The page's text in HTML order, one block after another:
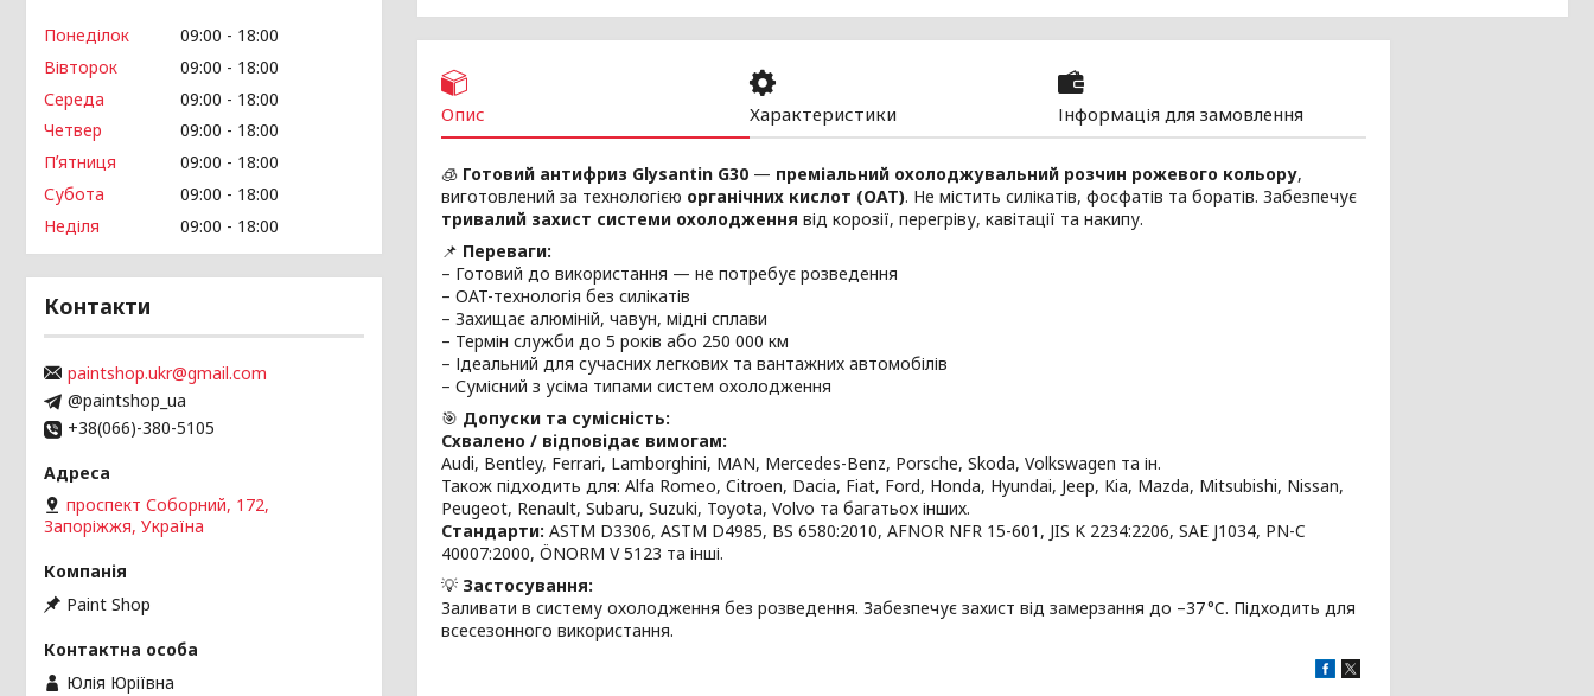
Опис Характеристики Інформація для замовлення
🧊 Готовий антифриз Glysantin G30 — преміальний охолоджувальний розчин рожевого кольору,
виготовлений за технологією органічних кислот (OAT). Не містить силікатів, фосфатів та боратів. Забезпечує
тривалий захист системи охолодження від корозії, перегріву, кавітації та накипу.
📌 Переваги:
– Готовий до використання — не потребує розведення
– OAT-технологія без силікатів
– Захищає алюміній, чавун, мідні сплави
– Термін служби до 5 років або 250 000 км
– Ідеальний для сучасних легкових та вантажних автомобілів
– Сумісний з усіма типами систем охолодження
🎯 Допуски та сумісність:
Схвалено / відповідає вимогам:
Audi, Bentley, Ferrari, Lamborghini, MAN, Mercedes-Benz, Porsche, Skoda, Volkswagen та ін.
Також підходить для: Alfa Romeo, Citroen, Dacia, Fiat, Ford, Honda, Hyundai, Jeep, Kia, Mazda, Mitsubishi, Nissan,
Peugeot, Renault, Subaru, Suzuki, Toyota, Volvo та багатьох інших.
Стандарти: ASTM D3306, ASTM D4985, BS 6580:2010, AFNOR NFR 15-601, JIS K 2234:2206, SAE J1034, PN-C
40007:2000, ÖNORM V 5123 та інші.
💡 Застосування:
Заливати в систему охолодження без розведення. Забезпечує захист від замерзання до –37 °C. Підходить для
всесезонного використання.
Понеділок 09:00
18:00
Вівторок
09:00
18:00
Середа
09:00
18:00
Четвер
09:00
18:00
Пʼятниця
09:00
18:00
Субота
09:00
18:00
Неділя
09:00 18:00
Контакти
paintshop.ukr@gmail.com
@paintshop_ua
+38(066)-380-5105
проспект Соборний, 172,
Запоріжжя, Україна
Paint Shop
Юлія Юріївна